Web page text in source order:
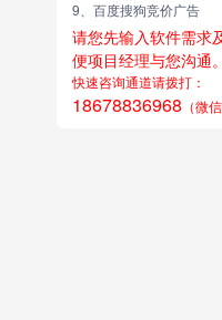
电话：0531-88261509 •
邮箱：master@tooao.cn
网站：http://wwcat.cn